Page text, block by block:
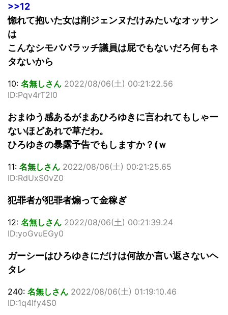
>>12
惚れて抱いた女は削ジェンヌだけみたいなオッサン
は
こんなシモパパラッチ議員は屁でもないだろ何もネ
タないから
10: 名無しさん 2022/08/06(土) 00:21:22.56
ID:Pqv4rT2l0
おまゆう感あるがまあひろゆきに言われてもしゃー
ないほどあれで草だわ。
ひろゆきの暴露予告でもしますか？(ｗ
11: 名無しさん 2022/08/06(土) 00:21:25.65
ID:RdUxS0vZ0
犯罪者が犯罪者煽って金稼ぎ
12: 名無しさん 2022/08/06(土) 00:21:39.24
ID:yoGvuEGy0
ガーシーはひろゆきにだけは何故か言い返さないヘ
タレ
240: 名無しさん 2022/08/06(土) 01:19:10.46
ID:1q4Ify4S0